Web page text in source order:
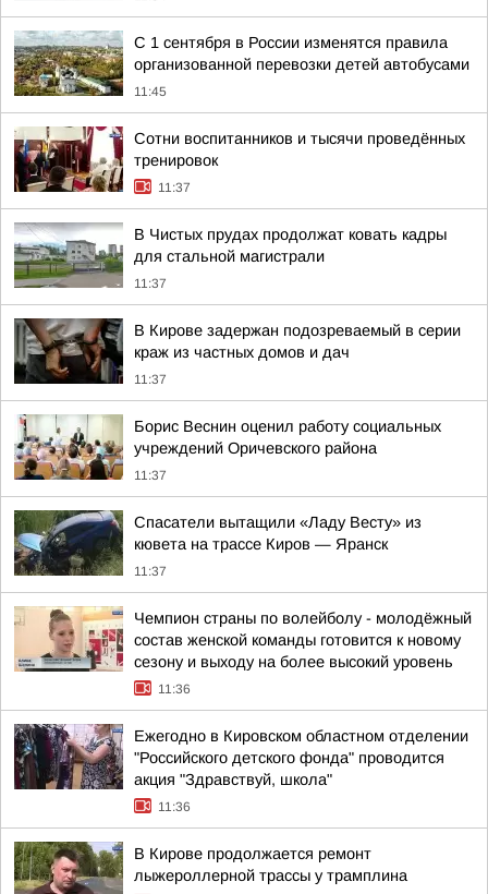
С 1 сентября в России изменятся правила
организованной перевозки детей автобусами
11:45
Сотни воспитанников и тысячи проведённых
тренировок
11:37
В Чистых прудах продолжат ковать кадры
для стальной магистрали
11:37
В Кирове задержан подозреваемый в серии
краж из частных домов и дач
11:37
Борис Веснин оценил работу социальных
учреждений Оричевского района
11:37
Спасатели вытащили «Ладу Весту» из
кювета на трассе Киров — Яранск
11:37
Чемпион страны по волейболу - молодёжный
состав женской команды готовится к новому
сезону и выходу на более высокий уровень
11:36
Ежегодно в Кировском областном отделении
"Российского детского фонда" проводится
акция "Здравствуй, школа"
11:36
В Кирове продолжается ремонт
лыжероллерной трассы у трамплина